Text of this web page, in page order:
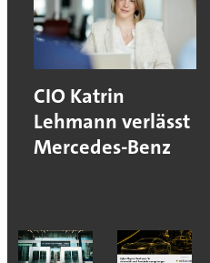
CIO Katrin
Lehmann verlässt
Mercedes-Benz